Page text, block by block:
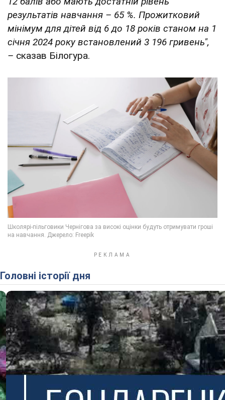
результатів навчання – 65 %. Прожитковий
мінімум для дітей від 6 до 18 років станом на 1
січня 2024 року встановлений 3 196 гривень",
– сказав Білогура.
Головні історії дня